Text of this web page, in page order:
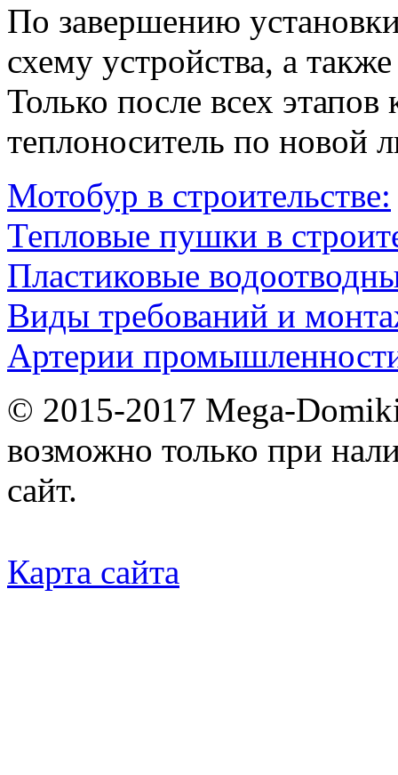
По завершению
схему устройства, а
Только после всех этапов
теплоноситель по новой
Мотобур в строительстве:
Тепловые пушки в
Пластиковые
Виды требований и
Артерии
© 2015-2017 Mega-
возможно только при
сайт.
Карта сайта